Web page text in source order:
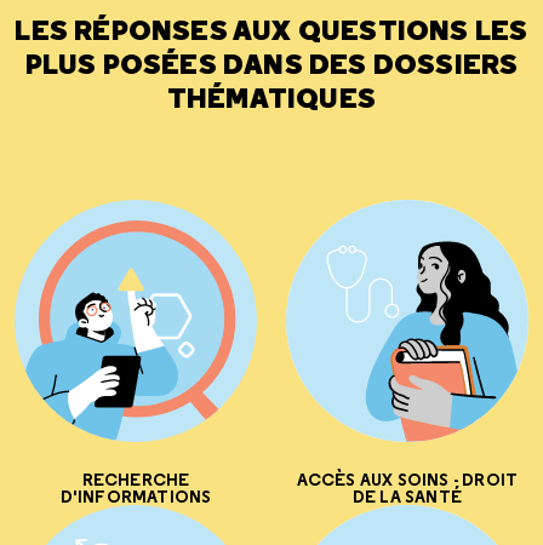
LES RÉPONSES AUX QUESTIONS LES
PLUS POSÉES DANS DES DOSSIERS
THÉMATIQUES
RECHERCHE
D'INFORMATIONS
ACCÈS AUX SOINS - DROIT
DE LA SANTÉ